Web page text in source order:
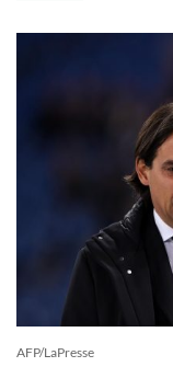
AFP/LaPresse